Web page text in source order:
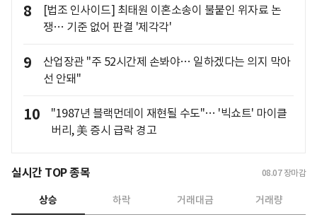
8
[법조 인사이드] 최태원 이혼소송이 불붙인 위자료 논
쟁… 기준 없어 판결 '제각각'
9
산업장관 "주 52시간제 손봐야… 일하겠다는 의지 막아
선 안돼"
10
"1987년 블랙먼데이 재현될 수도"… '빅쇼트' 마이클
버리, 美 증시 급락 경고
실시간 TOP 종목 08.07 장마감
상승 하락 거래대금 거래량